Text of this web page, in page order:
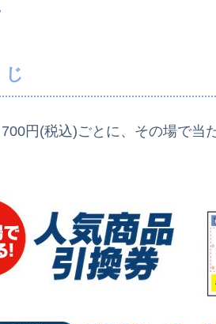
じ
円(税込)ごとに、その場で当